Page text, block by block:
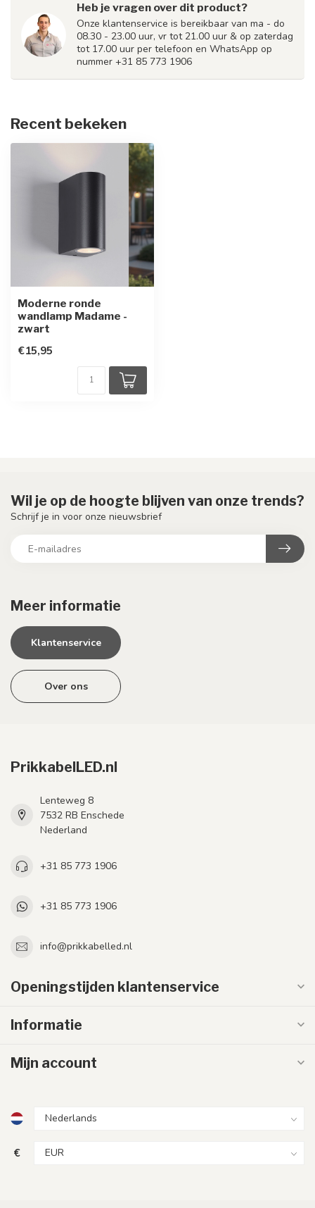
Heb je vragen over dit product?
Onze klantenservice is bereikbaar van ma - do
08.30 - 23.00 uur, vr tot 21.00 uur & op zaterdag
tot 17.00 uur per telefoon en WhatsApp op
nummer +31 85 773 1906
Recent bekeken
Moderne ronde
wandlamp Madame -
zwart
€15,95
Meer informatie
Klantenservice
Over ons
Wil je op de hoogte blijven van onze trends?
Schrijf je in voor onze nieuwsbrief
PrikkabelLED.nl
Lenteweg 8
7532 RB Enschede
Nederland
+31 85 773 1906
+31 85 773 1906
info@prikkabelled.nl
Openingstijden klantenservice
Informatie
Mijn account
€